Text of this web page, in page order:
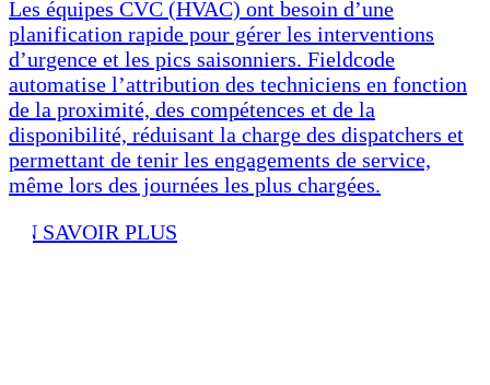
Les équipes CVC (HVAC) ont besoin d’une
planification rapide pour gérer les interventions
d’urgence et les pics saisonniers. Fieldcode
automatise l’attribution des techniciens en fonction
de la proximité, des compétences et de la
disponibilité, réduisant la charge des dispatchers et
permettant de tenir les engagements de service,
même lors des journées les plus chargées.
EN SAVOIR PLUS